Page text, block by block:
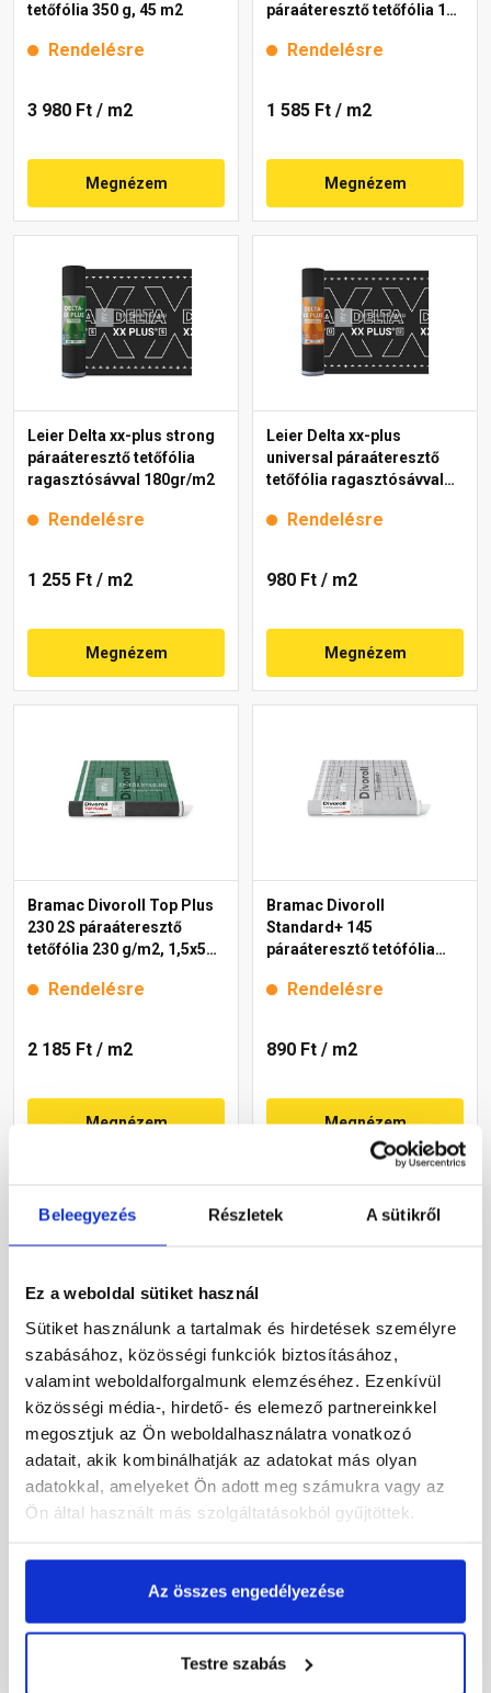
Beleegyezés Részletek A sütikről
Ez a weboldal sütiket használ
Sütiket használunk a tartalmak és hirdetések személyre
szabásához, közösségi funkciók biztosításához,
valamint weboldalforgalmunk elemzéséhez. Ezenkívül
közösségi média-, hirdető- és elemező partnereinkkel
megosztjuk az Ön weboldalhasználatra vonatkozó
adatait, akik kombinálhatják az adatokat más olyan
adatokkal, amelyeket Ön adott meg számukra vagy az
Ön által használt más szolgáltatásokból gyűjtöttek.
Az összes engedélyezése
Testre szabás
tetőfólia 350 g, 45 m2
Rendelésre
3 980 Ft / m2
Megnézem
páraáteresztő tetőfólia 150
Rendelésre
1 585 Ft / m2
Megnézem
Leier Delta xx-plus strong
páraáteresztő tetőfólia
ragasztósávval 180gr/m2
Rendelésre
1 255 Ft / m2
Megnézem
Leier Delta xx-plus
universal páraáteresztő
tetőfólia ragasztósávval
Rendelésre
980 Ft / m2
Megnézem
Bramac Divoroll Top Plus
230 2S páraáteresztő
tetőfólia 230 g/m2, 1,5x50
Rendelésre
2 185 Ft / m2
Megnézem
Bramac Divoroll
Standard+ 145
páraáteresztő tetófólia
Rendelésre
890 Ft / m2
Megnézem
Bramac Divoroll Universal
Plus 160 2S páraáteresztő
tetőfólia 160 g/m2, 1,5x50
m
Rendelésre
1 345 Ft / m2
Megnézem
Masterplast Linopore RX
5000 + páraáteresztő
tetőfólia 75 m2
Gyártói készleten
570 Ft/ m2
Megnézem